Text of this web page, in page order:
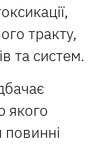
тракту,
та систем.
якого
повинні